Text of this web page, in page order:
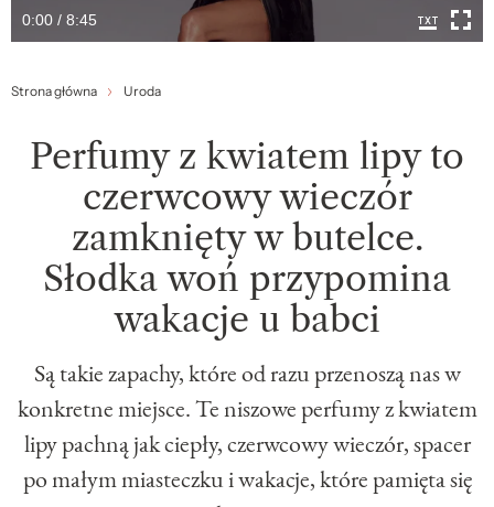
0:00 / 8:45
Strona główna Uroda
Perfumy z kwiatem lipy to
czerwcowy wieczór
zamknięty w butelce.
Słodka woń przypomina
wakacje u babci
Są takie zapachy, które od razu przenoszą nas w
konkretne miejsce. Te niszowe perfumy z kwiatem
lipy pachną jak ciepły, czerwcowy wieczór, spacer
po małym miasteczku i wakacje, które pamięta się